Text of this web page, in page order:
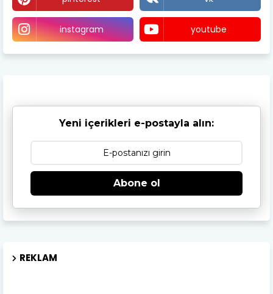
instagram youtube
Yeni içerikleri e-postayla alın:
Abone ol
REKLAM